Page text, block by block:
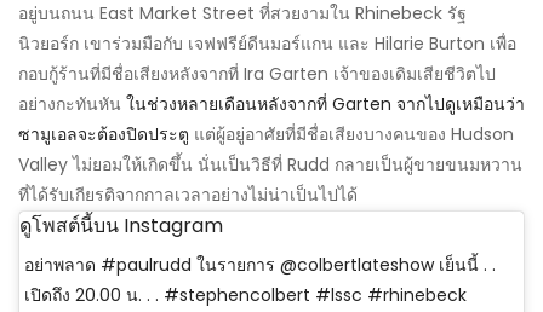
อยู่บนถนน East Market Street ที่สวยงามใน Rhinebeck รัฐ
นิวยอร์ก เขาร่วมมือกับ เจฟฟรีย์ดีนมอร์แกน และ Hilarie Burton เพื่อ
กอบกู้ร้านที่มีชื่อเสียงหลังจากที่ Ira Garten เจ้าของเดิมเสียชีวิตไป
อย่างกะทันหัน ในช่วงหลายเดือนหลังจากที่ Garten จากไปดูเหมือนว่า
ซามูเอลจะต้องปิดประตู แต่ผู้อยู่อาศัยที่มีชื่อเสียงบางคนของ Hudson
Valley ไม่ยอมให้เกิดขึ้น นั่นเป็นวิธีที่ Rudd กลายเป็นผู้ขายขนมหวาน
ที่ได้รับเกียรติจากกาลเวลาอย่างไม่น่าเป็นไปได้
ดูโพสต์นี้บน Instagram
อย่าพลาด #paulrudd ในรายการ @colbertlateshow เย็นนี้ . .
เปิดถึง 20.00 น. . . #stephencolbert #lssc #rhinebeck